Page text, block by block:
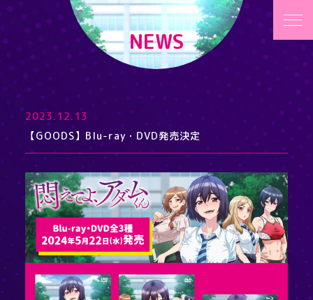
NEWS
2023.12.13
【GOODS】Blu-ray・DVD発売決定